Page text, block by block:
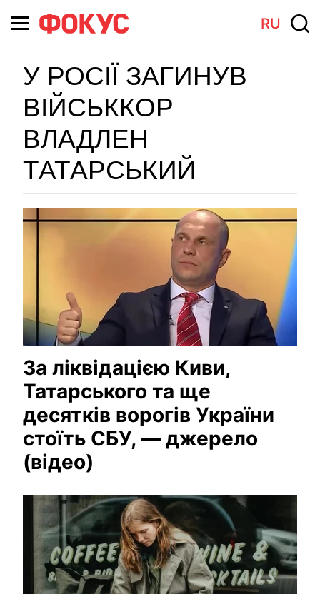
RU
У РОСІЇ ЗАГИНУВ
ВІЙСЬККОР
ВЛАДЛЕН
ТАТАРСЬКИЙ
За ліквідацією Киви,
Татарського та ще
десятків ворогів України
стоїть СБУ, — джерело
(відео)